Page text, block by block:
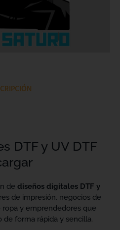
DTF y UV DTF
de diseños digitales DTF y
de impresión, negocios de
ropa y emprendedores que
de forma rápida y sencilla.